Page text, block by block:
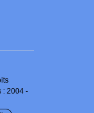
: 2004 -